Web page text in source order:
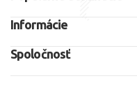
Informácie
Spoločnosť